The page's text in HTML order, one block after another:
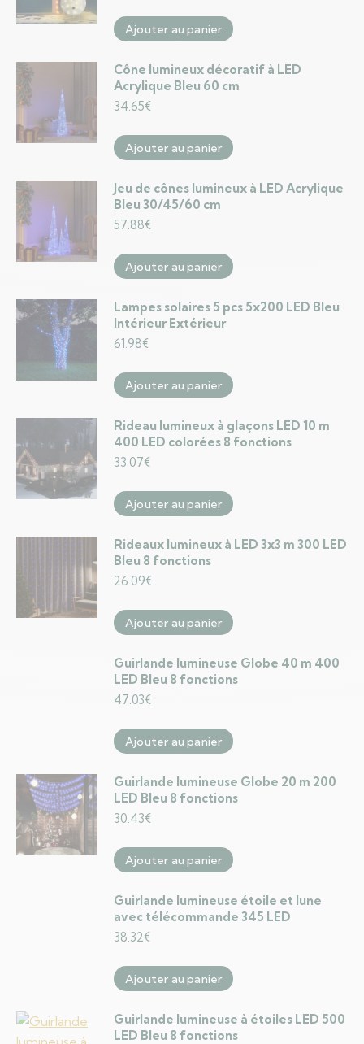
Ajouter au panier
Cône lumineux décoratif à LED
Acrylique Bleu 60 cm
34.65€
Ajouter au panier
Jeu de cônes lumineux à LED Acrylique
Bleu 30/45/60 cm
57.88€
Ajouter au panier
Lampes solaires 5 pcs 5x200 LED Bleu
Intérieur Extérieur
61.98€
Ajouter au panier
Rideau lumineux à glaçons LED 10 m
400 LED colorées 8 fonctions
33.07€
Ajouter au panier
Rideaux lumineux à LED 3x3 m 300 LED
Bleu 8 fonctions
26.09€
Ajouter au panier
Guirlande lumineuse Globe 40 m 400
LED Bleu 8 fonctions
47.03€
Ajouter au panier
Guirlande lumineuse Globe 20 m 200
LED Bleu 8 fonctions
30.43€
Ajouter au panier
Guirlande lumineuse étoile et lune
avec télécommande 345 LED
38.32€
Ajouter au panier
Guirlande lumineuse à étoiles LED 500
LED Bleu 8 fonctions